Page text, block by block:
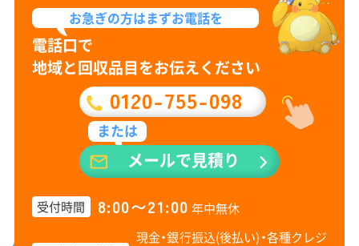
お急ぎの方はまずお電話を
電話口で
地域と回収品目をお伝えください
0120-755-098
または
メールで見積り
受付時間 8:00〜21:00 年中無休
現金・銀行振込(後払い)・各種クレジ